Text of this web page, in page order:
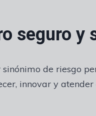
seguro y
de riesgo
innovar y